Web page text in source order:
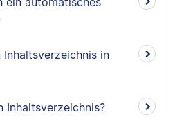
in
Inhaltsverzeichnis?